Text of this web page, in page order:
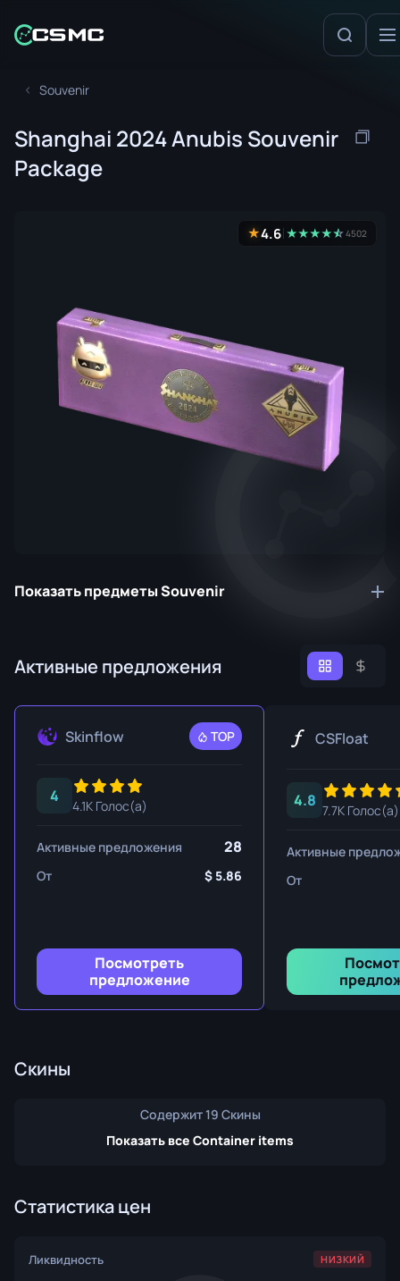
Souvenir
Shanghai 2024 Anubis Souvenir
Package
★4.6 ★★★★★
☆4502
Показать предметы Souvenir
Активные предложения
Skinflow TOP
4
4.1K Голос(а)
Активные предложения 28
От 5.86
Посмотреть
предложение
CSFloat
4.8
7.7K Голос(а)
Активные
От
Скины
Содержит 19 Скины
Показать все Container items
Статистика цен
Ликвидность НИЗКИЙ